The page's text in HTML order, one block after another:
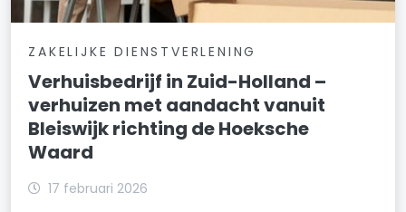
ZAKELIJKE DIENSTVERLENING
Verhuisbedrijf in Zuid-Holland –
verhuizen met aandacht vanuit
Bleiswijk richting de Hoeksche
Waard
17 februari 2026